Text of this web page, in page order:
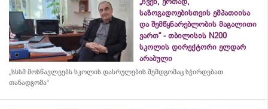
საზოგადოებისთვის ემპათიისა
და შემწყნარებლობის მაგალითი
ვართ“ - თბილისის N200
სკოლის დირექტორი ელდარ
არაბული
„სსსმ მოსწავლეებს სკოლის დასრულების შემდგომაც სჭირდებათ
თანადგომა“